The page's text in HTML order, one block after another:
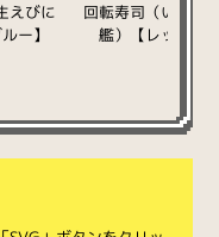
えびに
ー】
回転寿司（いくら
艦）【レッド】